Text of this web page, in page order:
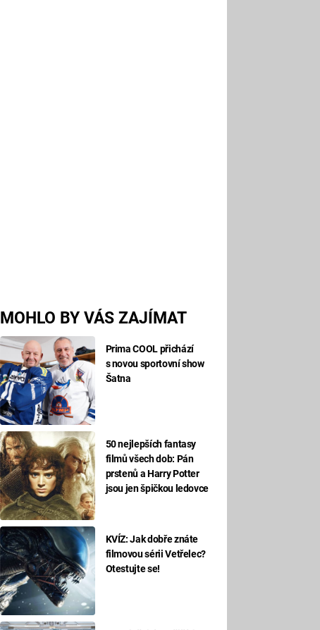
MOHLO BY VÁS ZAJÍMAT
Prima COOL přichází
s novou sportovní show
Šatna
50 nejlepších fantasy
filmů všech dob: Pán
prstenů a Harry Potter
jsou jen špičkou ledovce
KVÍZ: Jak dobře znáte
filmovou sérii Vetřelec?
Otestujte se!